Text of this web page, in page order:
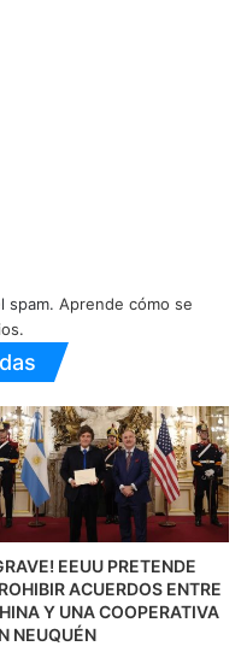
spam. Aprende cómo se
EEUU PRETENDE
ACUERDOS ENTRE
Y UNA COOPERATIVA
NEUQUÉN